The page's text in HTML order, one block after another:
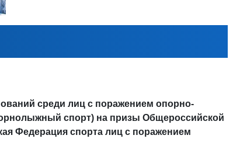
среди лиц с поражением опорно-
спорт) на призы Общероссийской
Федерация спорта лиц с поражением